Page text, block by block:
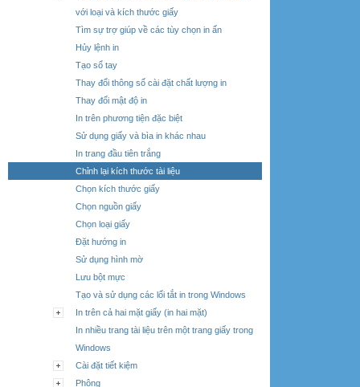
với loại và kích thước giấy
Tìm sự trợ giúp về các tùy chọn in ấn
Hủy lệnh in
Tạo sổ tay
Thay đổi thông số cài đặt chất lượng in
Thay đổi mật độ in
In trên phương tiện đặc biệt
Sử dụng giấy và bìa in khác nhau
In trang đầu tiên trắng
Chỉnh lại kích thước tài liệu
Chọn kích thước giấy
Chọn nguồn giấy
Chọn loại giấy
Đặt hướng in
Sử dụng hình mờ
Lưu bột mực
Tạo và sử dụng các lối tắt in trong Windows
In trên cả hai mặt giấy (in hai mặt)
In nhiều trang tài liệu trên một trang giấy trong
Windows
Cài đặt tiết kiệm
Phông